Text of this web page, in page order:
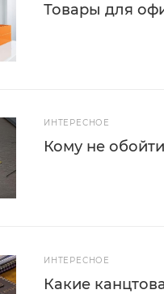
Товары для
ИНТЕРЕСНОЕ
Кому не
ИНТЕРЕСНОЕ
Какие